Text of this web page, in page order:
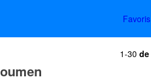
Favoris
1-30